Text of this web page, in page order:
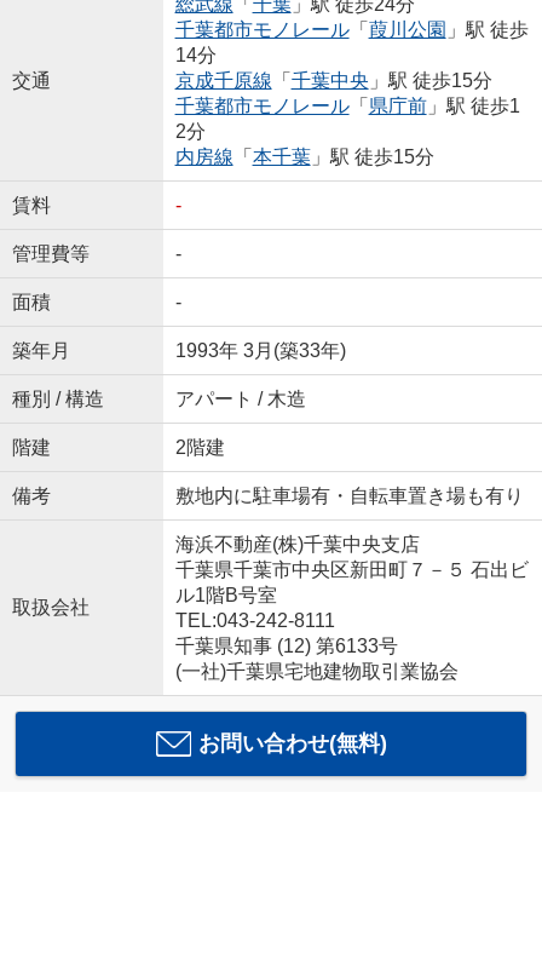
交通
総武線 「 千葉」駅 徒歩24分
千葉都市モノレール「 葭川公園 」駅 徒歩
14分
京成千原線 「 千葉中央 」駅 徒歩15分
千葉都市モノレール「 県庁前」駅 徒歩1
2分
内房線 「 本千葉」駅 徒歩15分
賃料 -
管理費等 -
面積 -
築年月 1993年 3月(築33年)
種別 / 構造 アパート / 木造
階建 2階建
備考 敷地内に駐車場有・自転車置き場も有り
取扱会社
海浜不動産(株)千葉中央支店
千葉県千葉市中央区新田町７－５ 石出ビ
ル1階B号室
TEL:043-242-8111
千葉県知事 (12) 第6133号
(一社)千葉県宅地建物取引業協会
お問い合わせ(無料)